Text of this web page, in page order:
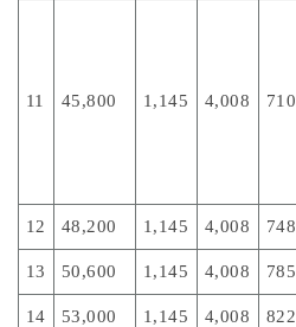
11 45,800 1,145 4,008 710
12 48,200 1,145 4,008 748
13 50,600 1,145 4,008 785
14 53,000 1,145 4,008 822